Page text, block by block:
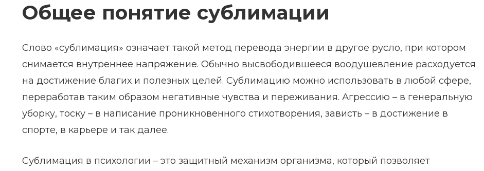
Общее понятие сублимации
Слово «сублимация» означает такой метод перевода энергии в другое русло, при котором
снимается внутреннее напряжение. Обычно высвободившееся воодушевление расходуется
на достижение благих и полезных целей. Сублимацию можно использовать в любой сфере,
переработав таким образом негативные чувства и переживания. Агрессию – в генеральную
уборку, тоску – в написание проникновенного стихотворения, зависть – в достижение в
спорте, в карьере и так далее.
Сублимация в психологии – это защитный механизм организма, который позволяет